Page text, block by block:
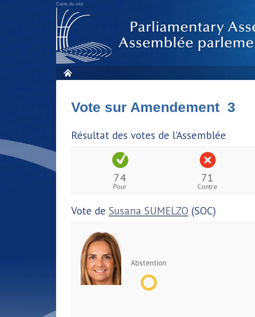
Carte du site
Vote sur Amendement 3
Résultat des votes de l'Assemblée
74
Pour
71
Contre
Vote de Susana SUMELZO (SOC)
Abstention